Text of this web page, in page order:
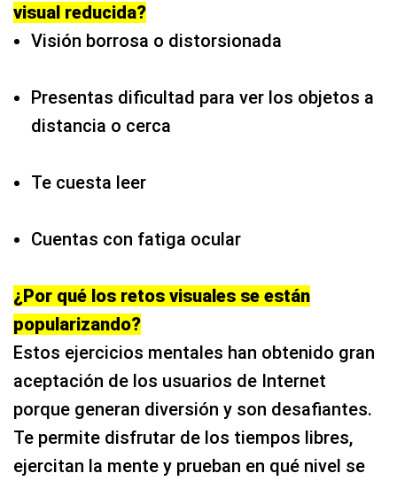
visual reducida?
Visión borrosa o distorsionada
Presentas dificultad para ver los objetos a
distancia o cerca
Te cuesta leer
Cuentas con fatiga ocular
¿Por qué los retos visuales se están
popularizando?
Estos ejercicios mentales han obtenido gran
aceptación de los usuarios de Internet
porque generan diversión y son desafiantes.
Te permite disfrutar de los tiempos libres,
ejercitan la mente y prueban en qué nivel se